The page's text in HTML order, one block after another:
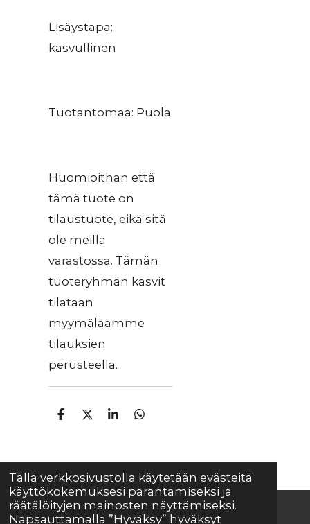
Tällä verkkosivustolla käytetään evästeitä
käyttökokemuksesi parantamiseksi ja
räätälöityjen mainosten näyttämiseksi.
Napsauttamalla ”Hyväksy” hyväksyt
Lisäystapa:
kasvullinen
Tuotantomaa: Puola
Huomioithan että
tämä tuote on
tilaustuote, eikä sitä
ole meillä
varastossa. Tämän
tuoteryhmän kasvit
tilataan
myymäläämme
tilauksien
perusteella.
J
J
J
J